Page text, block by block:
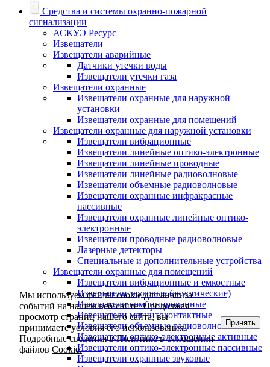
Средства и системы охранно-пожарной
сигнализации
АСКУЭ Ресурс
Извещатели
Извещатели аварийные
Датчики утечки воды
Извещатели утечки газа
Извещатели охранные
Извещатели охранные для наружной
установки
Извещатели охранные для помещений
Извещатели охранные для наружной установки
Извещатели вибрационные
Извещатели линейные оптико-электронные
Извещатели линейные проводные
Извещатели линейные радиоволновые
Извещатели объемные радиоволновые
Извещатели охранные инфракрасные
пассивные
Извещатели охранные линейные оптико-
электронные
Извещатели проводные радиоволновые
Лазерные детекторы
Специальные и дополнительные устройства
Извещатели охранные для помещений
Извещатели вибрационные и емкостные
Извещатели звуковые (акустические)
Извещатели комбинированные
Извещатели магнитоконтактные
Извещатели объемные радиоволновые
Извещатели оптико-электронные активные
Извещатели оптико-электронные пассивные
Извещатели охранные звуковые
Мы используем файлы cookie для анализа
событий на нашем веб-сайте. Продолжая
просмотр страниц нашего сайта, вы
принимаете условия его использования.
Подробные сведения в Политике в отношении
файловCookie.
Принять